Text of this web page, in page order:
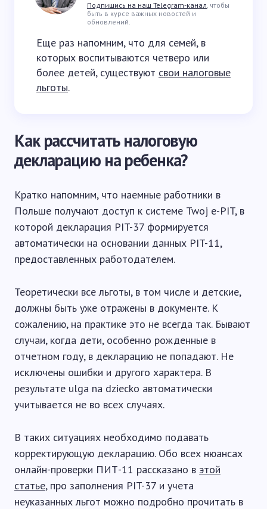
Подпишись на наш Telegram-канал, чтобы
быть в курсе важных новостей и
обновлений.
Еще раз напомним, что для семей, в
которых воспитываются четверо или
более детей, существуют свои налоговые
льготы.
Как рассчитать налоговую
декларацию на ребенка?
Кратко напомним, что наемные работники в
Польше получают доступ к системе Twoj e-PIT, в
которой декларация PIT-37 формируется
автоматически на основании данных PIT-11,
предоставленных работодателем.
Теоретически все льготы, в том числе и детские,
должны быть уже отражены в документе. К
сожалению, на практике это не всегда так. Бывают
случаи, когда дети, особенно рожденные в
отчетном году, в декларацию не попадают. Не
исключены ошибки и другого характера. В
результате ulga na dziecko автоматически
учитывается не во всех случаях.
В таких ситуациях необходимо подавать
корректирующую декларацию. Обо всех нюансах
онлайн-проверки ПИТ-11 рассказано в этой
статье, про заполнения PIT-37 и учета
неуказанных льгот можно подробно прочитать в